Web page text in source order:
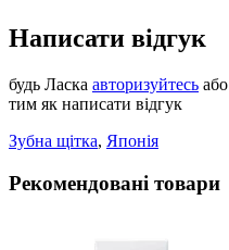
Написати відгук
будь Ласка авторизуйтесь або
тим як написати відгук
Зубна щiтка, Японiя
Рекомендовані товари